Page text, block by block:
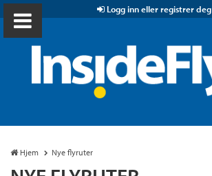
Logg inn eller registrer deg
Hjem Nye flyruter